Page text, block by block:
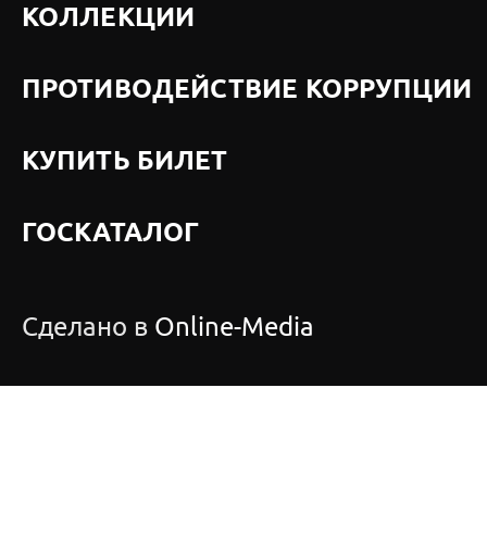
КОЛЛЕКЦИИ
ПРОТИВОДЕЙСТВИЕ КОРРУПЦИИ
КУПИТЬ БИЛЕТ
ГОСКАТАЛОГ
Сделано в Online-Media